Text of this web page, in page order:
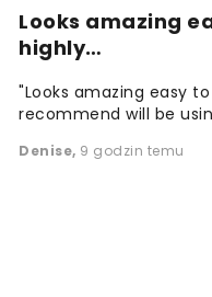
Looks amazing
highly…
"Looks amazing easy
recommend will be
Denise, 9 godzin temu